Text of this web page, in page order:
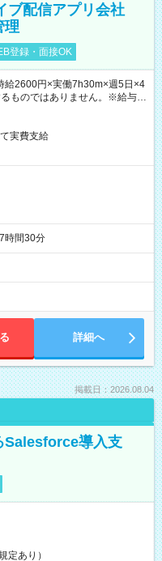
ブ配信アプリ会社
理
登録・面接OK
2600円×実働7h30m×週5日×4
ものではありません。※給与即
有）
実費支給
時間30分
詳細へ
掲載日：2026.08.04
Salesforce導入支
定あり）